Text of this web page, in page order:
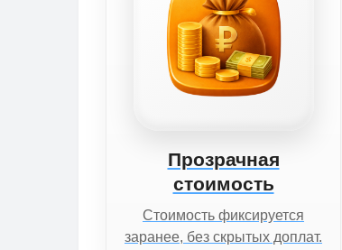
Прозрачная
стоимость
Стоимость фиксируется
заранее, без скрытых доплат.